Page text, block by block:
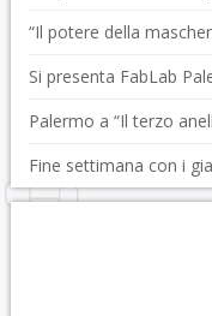
“Il potere della
Si presenta FabLab
Palermo a “Il terzo
Fine settimana con i